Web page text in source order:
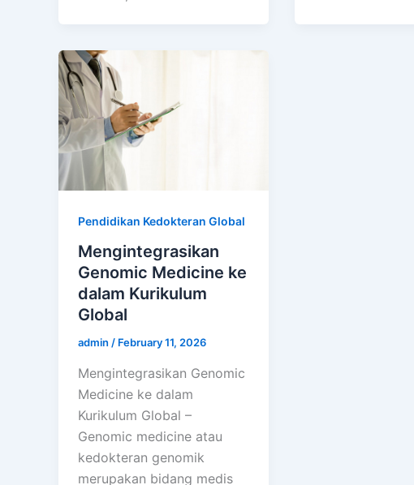
Pendidikan Kedokteran Global
Mengintegrasikan
Genomic Medicine ke
dalam Kurikulum
Global
admin / February 11, 2026
Mengintegrasikan Genomic
Medicine ke dalam
Kurikulum Global –
Genomic medicine atau
kedokteran genomik
merupakan bidang medis